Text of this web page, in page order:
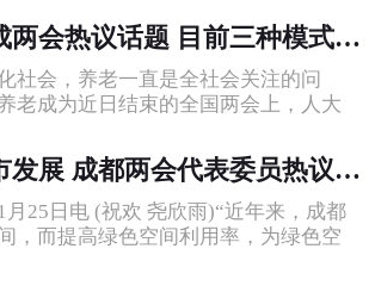
“居家养老”成两会热议话题 目前三种模式都有待改进
社会，养老一直是全社会关注的问
老成为近日结束的全国两会上，人大
聚焦公园城市发展 成都两会代表委员热议绿色低碳发展
日电 (祝欢 尧欣雨)“近年来，成都
，而提高绿色空间利用率，为绿色空